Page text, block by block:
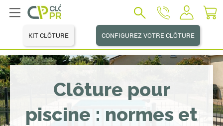
KIT CLÔTURE CONFIGUREZ VOTRE CLÔTURE
Clôture pour
piscine : normes et